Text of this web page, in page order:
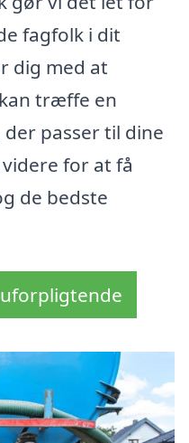
fagfolk i dit
dig med at
træffe en
passer til dine
for at få
de bedste